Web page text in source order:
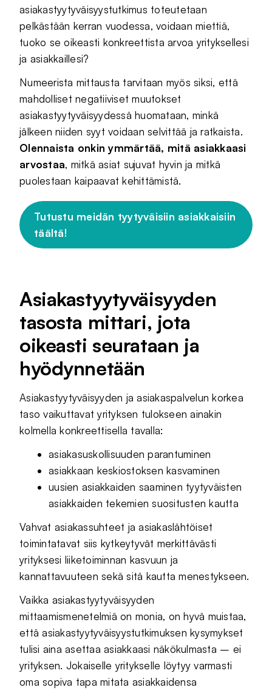
asiakastyytyväisyystutkimus toteutetaan
pelkästään kerran vuodessa, voidaan miettiä,
tuoko se oikeasti konkreettista arvoa yrityksellesi
ja asiakkaillesi?
Numeerista mittausta tarvitaan myös siksi, että
mahdolliset negatiiviset muutokset
asiakastyytyväisyydessä huomataan, minkä
jälkeen niiden syyt voidaan selvittää ja ratkaista.
Olennaista onkin ymmärtää, mitä asiakkaasi
arvostaa, mitkä asiat sujuvat hyvin ja mitkä
puolestaan kaipaavat kehittämistä.
Tutustu meidän tyytyväisiin asiakkaisiin
täältä!
Asiakastyytyväisyyden
tasosta mittari, jota
oikeasti seurataan ja
hyödynnetään
Asiakastyytyväisyyden ja asiakaspalvelun korkea
taso vaikuttavat yrityksen tulokseen ainakin
kolmella konkreettisella tavalla:
asiakasuskollisuuden parantuminen
asiakkaan keskiostoksen kasvaminen
uusien asiakkaiden saaminen tyytyväisten
asiakkaiden tekemien suositusten kautta
Vahvat asiakassuhteet ja asiakaslähtöiset
toimintatavat siis kytkeytyvät merkittävästi
yrityksesi liiketoiminnan kasvuun ja
kannattavuuteen sekä sitä kautta menestykseen.
Vaikka asiakastyytyväisyyden
mittaamismenetelmiä on monia, on hyvä muistaa,
että asiakastyytyväisyystutkimuksen kysymykset
tulisi aina asettaa asiakkaasi näkökulmasta – ei
yrityksen. Jokaiselle yritykselle löytyy varmasti
oma sopiva tapa mitata asiakkaidensa